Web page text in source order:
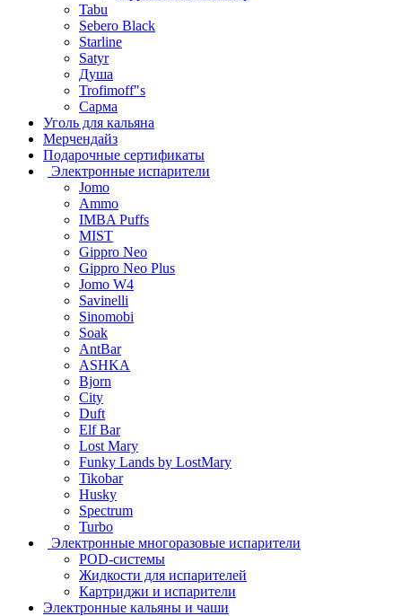
Tabu
Sebero Black
Starline
Satyr
Душа
Trofimoff"s
Сарма
Уголь для кальяна
Мерчендайз
Подарочные сертификаты
Электронные испарители
Jomo
Ammo
IMBA Puffs
MIST
Gippro Neo
Gippro Neo Plus
Jomo W4
Savinelli
Sinomobi
Soak
AntBar
ASHKA
Bjorn
City
Duft
Elf Bar
Lost Mary
Funky Lands by LostMary
Tikobar
Husky
Spectrum
Turbo
Электронные многоразовые испарители
POD-системы
Жидкости для испарителей
Картриджи и испарители
Электронные кальяны и чаши